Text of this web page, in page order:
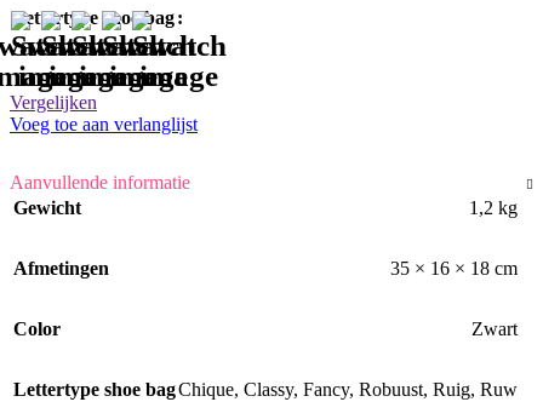
Lettertype shoe bag
Vergelijken
Voeg toe aan verlanglijst
Aanvullende informatie
Gewicht
1,2 kg
Afmetingen 35 × 16 × 18 cm
Color Zwart
Lettertype shoe bagChique, Classy, Fancy, Robuust, Ruig, Ruw